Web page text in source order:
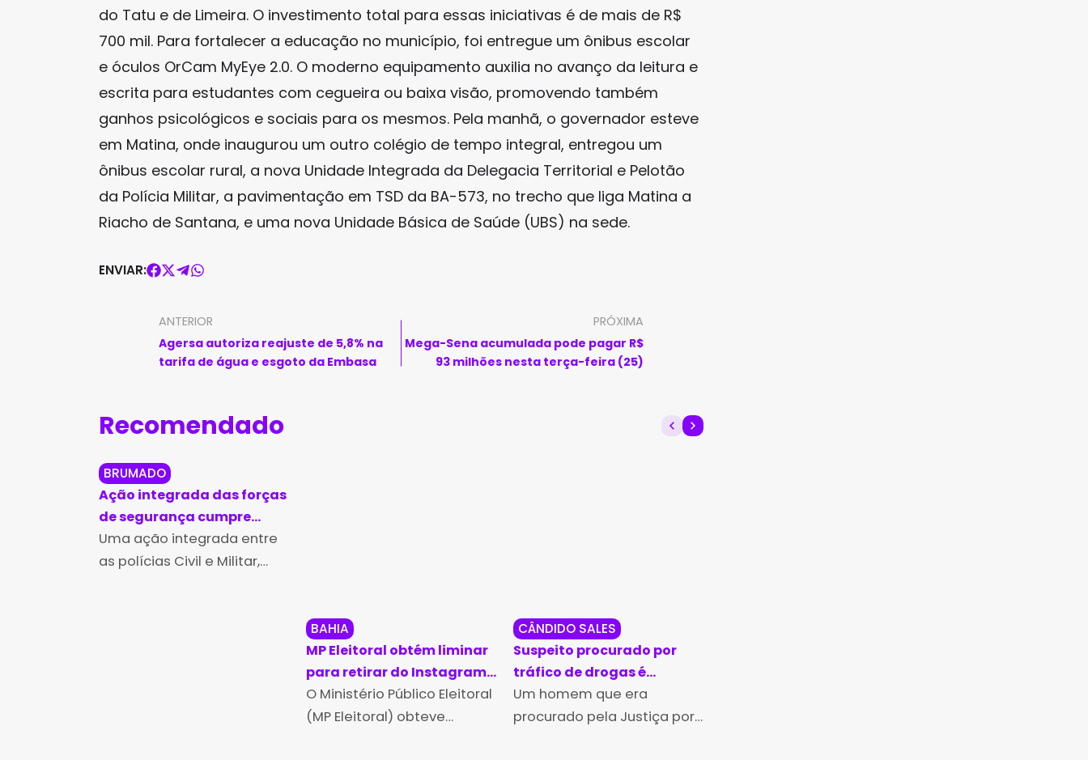
do Tatu e de Limeira. O investimento total para essas iniciativas é de mais de R$
700 mil. Para fortalecer a educação no município, foi entregue um ônibus escolar
e óculos OrCam MyEye 2.0. O moderno equipamento auxilia no avanço da leitura e
escrita para estudantes com cegueira ou baixa visão, promovendo também
ganhos psicológicos e sociais para os mesmos. Pela manhã, o governador esteve
em Matina, onde inaugurou um outro colégio de tempo integral, entregou um
ônibus escolar rural, a nova Unidade Integrada da Delegacia Territorial e Pelotão
da Polícia Militar, a pavimentação em TSD da BA-573, no trecho que liga Matina a
Riacho de Santana, e uma nova Unidade Básica de Saúde (UBS) na sede.
ENVIAR:
ANTERIOR
Agersa autoriza reajuste de 5,8% na
tarifa de água e esgoto da Embasa
PRÓXIMA
Mega-Sena acumulada pode pagar R$
93 milhões nesta terça-feira (25)
Recomendado
BRUMADO
Ação integrada das forças
de segurança cumpre
mandados em operação
de combate ao tráfico de
Uma ação integrada entre
as polícias Civil e Militar,
BAHIA
MP Eleitoral obtém liminar
para retirar do Instagram
propaganda antecipada
com distribuição de
O Ministério Público Eleitoral
(MP Eleitoral) obteve
CÂNDIDO SALES
Suspeito procurado por
tráfico de drogas é
capturado em Cândido
Sales
Um homem que era
procurado pela Justiça por